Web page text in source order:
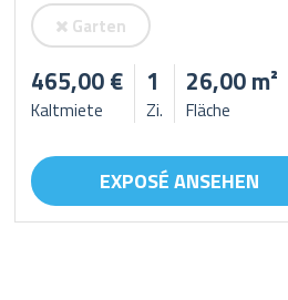
Garten
465,00 €
Kaltmiete
1
Zi.
26,00 m²
Fläche
EXPOSÉ ANSEHEN